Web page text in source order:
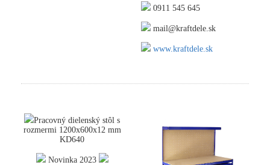
0911 545 645
mail@kraftdele.sk
www.kraftdele.sk
Pracovný dielenský stôl s
rozmermi 1200x600x12 mm
KD640
Novinka 2023